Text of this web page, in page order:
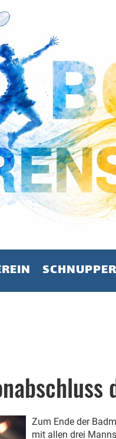
Zum Ende der
mit allen drei